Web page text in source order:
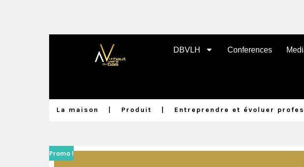
DBVLH Conferences
La maison Produit Entreprendre et évoluer
Promo !